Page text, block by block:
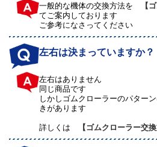
一般的な機体の交換方法を 【
てご案内しております
ご参考になさってください
左右は決まっていますか？
左右はありません
同じ商品です
しかしゴムクローラーのパター
きがあります
詳しくは 【ゴムクローラー交換